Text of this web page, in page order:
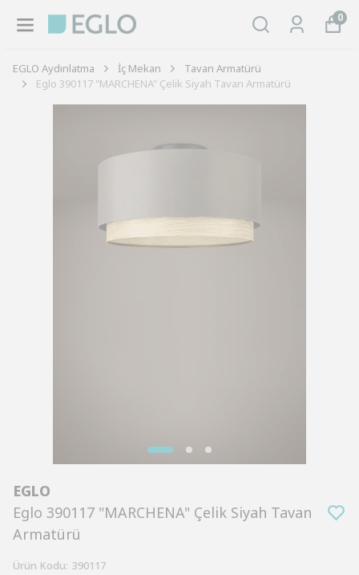
0
EGLO Aydınlatma İç Mekan
Tavan Armatürü
Eglo 390117 "MARCHENA" Çelik Siyah Tavan Armatürü
EGLO
Eglo 390117 "MARCHENA" Çelik Siyah Tavan
Armatürü
Ürün Kodu: 390117